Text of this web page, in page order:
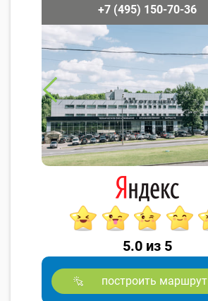
+7 (495) 150-70-36
5.0 из 5
построить маршрут